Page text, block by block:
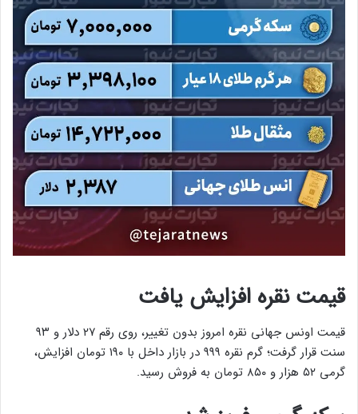
قیمت نقره افزایش یافت
قیمت اونس جهانی نقره امروز بدون تغییر، روی رقم ۲۷ دلار و ۹۳
سنت قرار گرفت؛ گرم نقره ۹۹۹ در بازار داخل با ۱۹۰ تومان افزایش،
گرمی ۵۲ هزار و ۸۵۰ تومان به فروش رسید.